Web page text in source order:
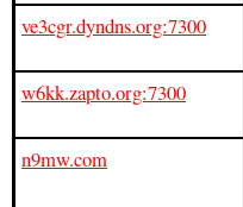
ve3cgr.dyndns.org:7300
w6kk.zapto.org:7300
n9mw.com